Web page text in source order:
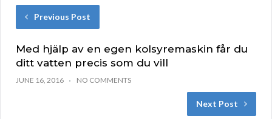
Previous Post
Med hjälp av en egen kolsyremaskin får du
ditt vatten precis som du vill
JUNE 16, 2016 NO COMMENTS
Next Post